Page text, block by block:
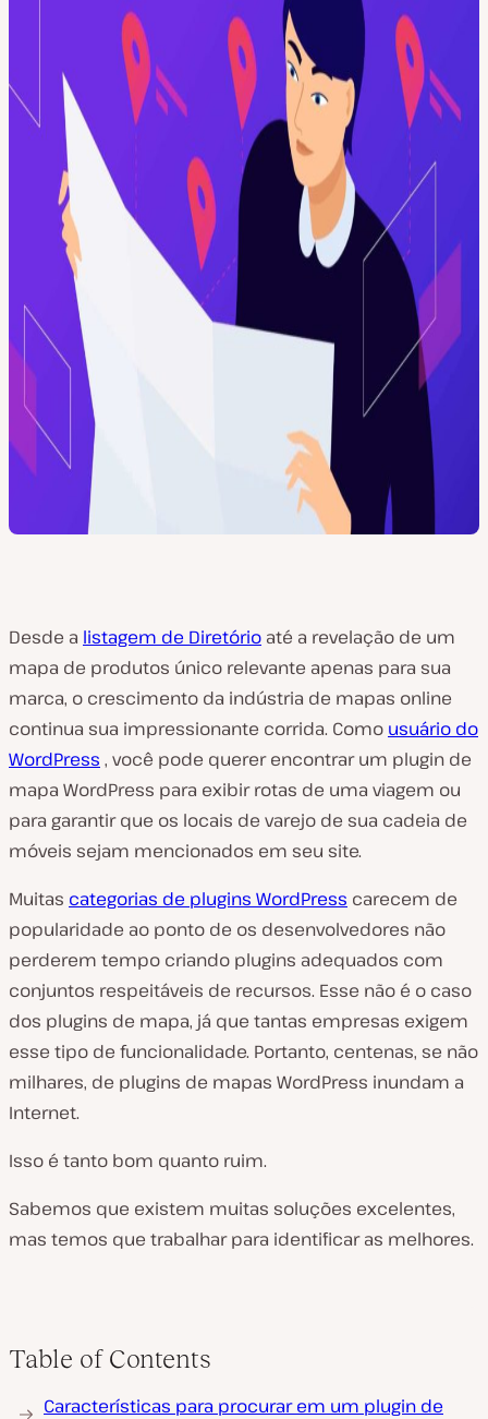
Desde a listagem de Diretório até a revelação de um
mapa de produtos único relevante apenas para sua
marca, o crescimento da indústria de mapas online
continua sua impressionante corrida. Como usuário do
WordPress , você pode querer encontrar um plugin de
mapa WordPress para exibir rotas de uma viagem ou
para garantir que os locais de varejo de sua cadeia de
móveis sejam mencionados em seu site.
Muitas categorias de plugins WordPress carecem de
popularidade ao ponto de os desenvolvedores não
perderem tempo criando plugins adequados com
conjuntos respeitáveis de recursos. Esse não é o caso
dos plugins de mapa, já que tantas empresas exigem
esse tipo de funcionalidade. Portanto, centenas, se não
milhares, de plugins de mapas WordPress inundam a
Internet.
Isso é tanto bom quanto ruim.
Sabemos que existem muitas soluções excelentes,
mas temos que trabalhar para identificar as melhores.
Table of Contents
Características para procurar em um plugin de